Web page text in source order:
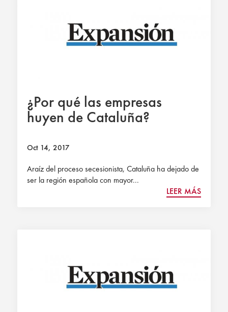
¿Por qué las empresas
huyen de Cataluña?
Oct 14, 2017
Araíz del proceso secesionista, Cataluña ha dejado de
ser la región española con mayor...
LEER MÁS